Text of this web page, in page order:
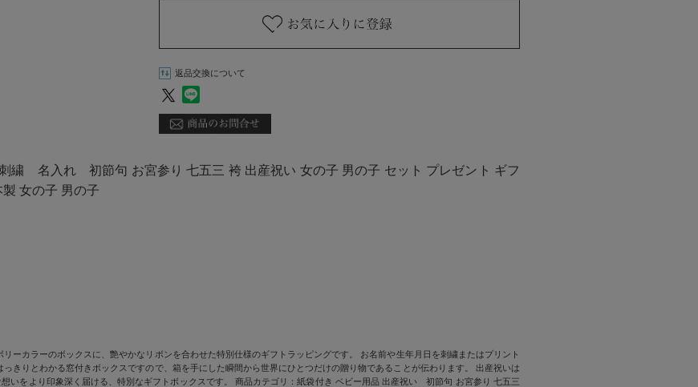
返品交換について
繍 名入れ 初節句 お宮参り 七五三 袴 出産祝い 女の子 男の子 セット プレゼント ギフ
女の子 男の子
ーカラーのボックスに、艶やかなリボンを合わせた特別仕様のギフトラッピングです。 お名前や生年月日を刺繍またはプリント
きりとわかる窓付きボックスですので、箱を手にした瞬間から世界にひとつだけの贈り物であることが伝わります。 出産祝いは
いをより印象深く届ける、特別なギフトボックスです。 商品カテゴリ：紙袋付き ベビー用品 出産祝い 初節句 お宮参り 七五三